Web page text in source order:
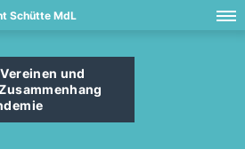
Schütte MdL
und